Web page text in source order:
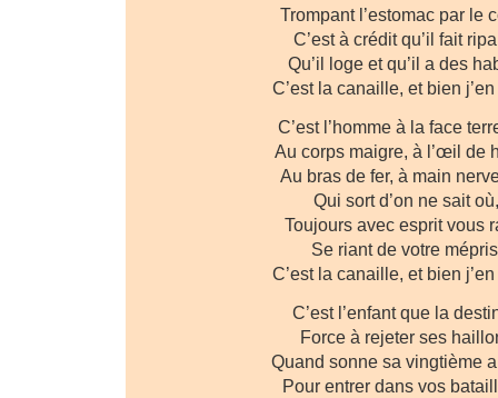
Trompant l’estomac par le
C’est à crédit qu’il fait
Qu’il loge et qu’il a des
C’est la canaille, et bien
C’est l’homme à la face
Au corps maigre, à l’œil de
Au bras de fer, à main
Qui sort d’on ne sait
Toujours avec esprit vous
Se riant de votre
C’est la canaille, et bien
C’est l’enfant que la
Force à rejeter ses
Quand sonne sa vingtième
Pour entrer dans vos